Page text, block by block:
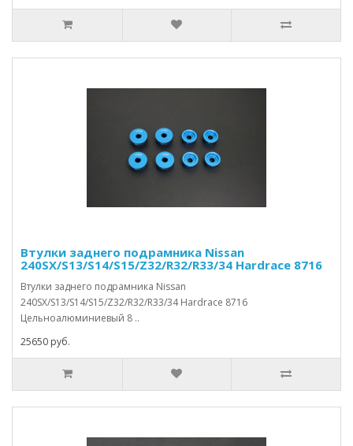
Втулки заднего подрамника Nissan
240SX/S13/S14/S15/Z32/R32/R33/34 Hardrace 8716
Втулки заднего подрамника Nissan
240SX/S13/S14/S15/Z32/R32/R33/34 Hardrace 8716
Цельноалюминиевый 8 ..
25650 руб.